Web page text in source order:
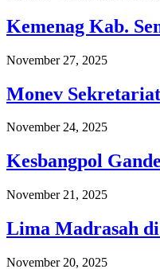
Kemenag Kab.
November 27, 2025
Monev
November 24, 2025
Kesbangpol
November 21, 2025
Lima Madrasah
November 20, 2025